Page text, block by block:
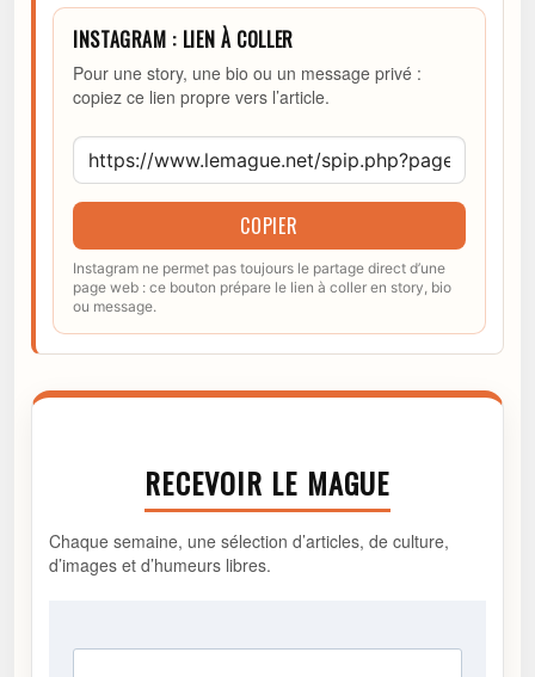
INSTAGRAM : LIEN À COLLER
Pour une story, une bio ou un message privé :
copiez ce lien propre vers l’article.
COPIER
Instagram ne permet pas toujours le partage direct d’une
page web : ce bouton prépare le lien à coller en story, bio
ou message.
RECEVOIR LE MAGUE
Chaque semaine, une sélection d’articles, de culture,
d’images et d’humeurs libres.